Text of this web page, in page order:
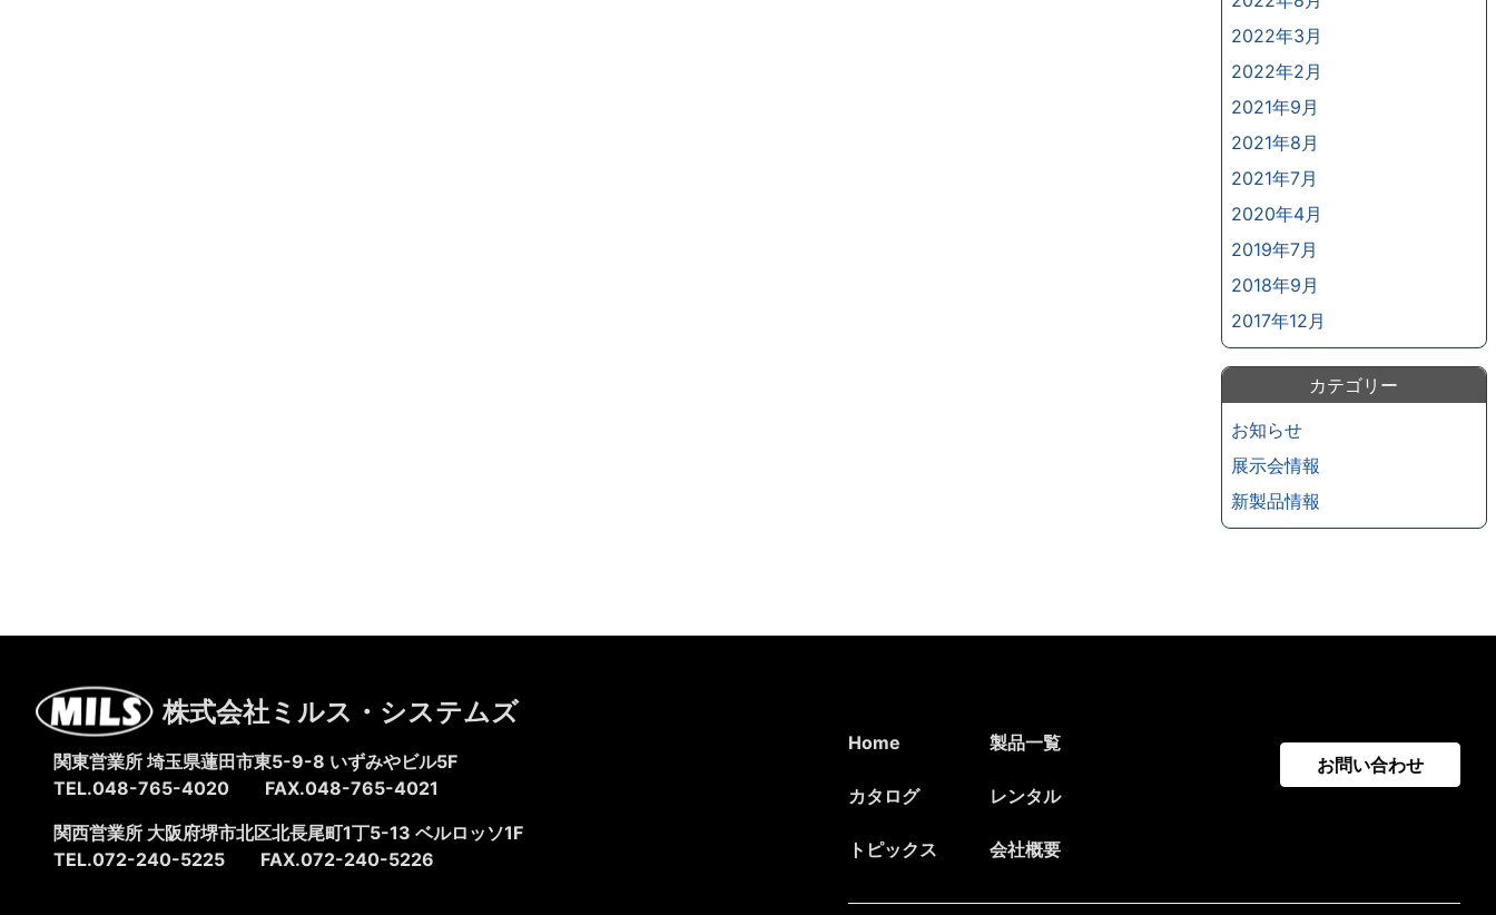
2022年3月
2022年2月
2021年9月
2021年8月
2021年7月
2020年4月
2019年7月
2018年9月
2017年12月
カテゴリー
お知らせ
展示会情報
新製品情報
株式会社ミルス・システムズ
関東営業所 埼玉県蓮田市東5-9-8 いずみやビル5F
TEL.048-765-4020
FAX.048-765-4021
関西営業所 大阪府堺市北区北長尾町1丁5-13 ベルロッソ1F
TEL.072-240-5225
FAX.072-240-5226
Home 製品一覧
カタログ レンタル
トピックス 会社概要
お問い合わせ